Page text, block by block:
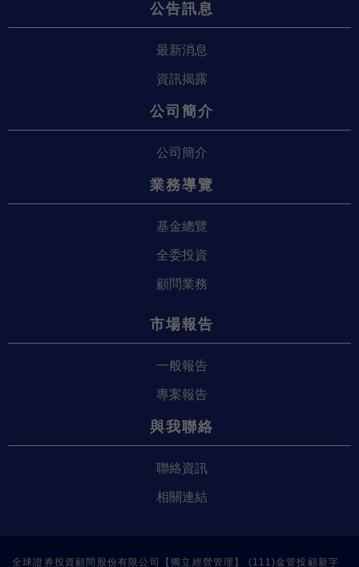
公告訊息
最新消息
資訊揭露
公司簡介
公司簡介
業務導覽
基金總覽
全委投資
顧問業務
市場報告
一般報告
專案報告
與我聯絡
聯絡資訊
相關連結
全球證券投資顧問股份有限公司【獨立經營管理】 (111)金管投顧新字